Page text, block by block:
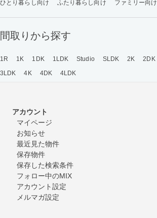
ひとり暮らし向け
ふたり暮らし向け ファミリー向け
間取りから探す
1R 1K 1DK 1LDK Studio SLDK 2K 2DK
3LDK
4K 4DK 4LDK
アカウント
マイページ
お知らせ
最近見た物件
保存物件
保存した検索条件
フォロー中のMIX
アカウント設定
メルマガ設定